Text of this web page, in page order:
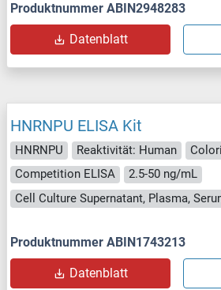
Produktnummer ABIN2948283
Datenblatt
HNRNPU ELISA Kit
HNRNPU Reaktivität: Human
Competition ELISA
2.5-50 ng/mL
Produktnummer ABIN1743213
Datenblatt